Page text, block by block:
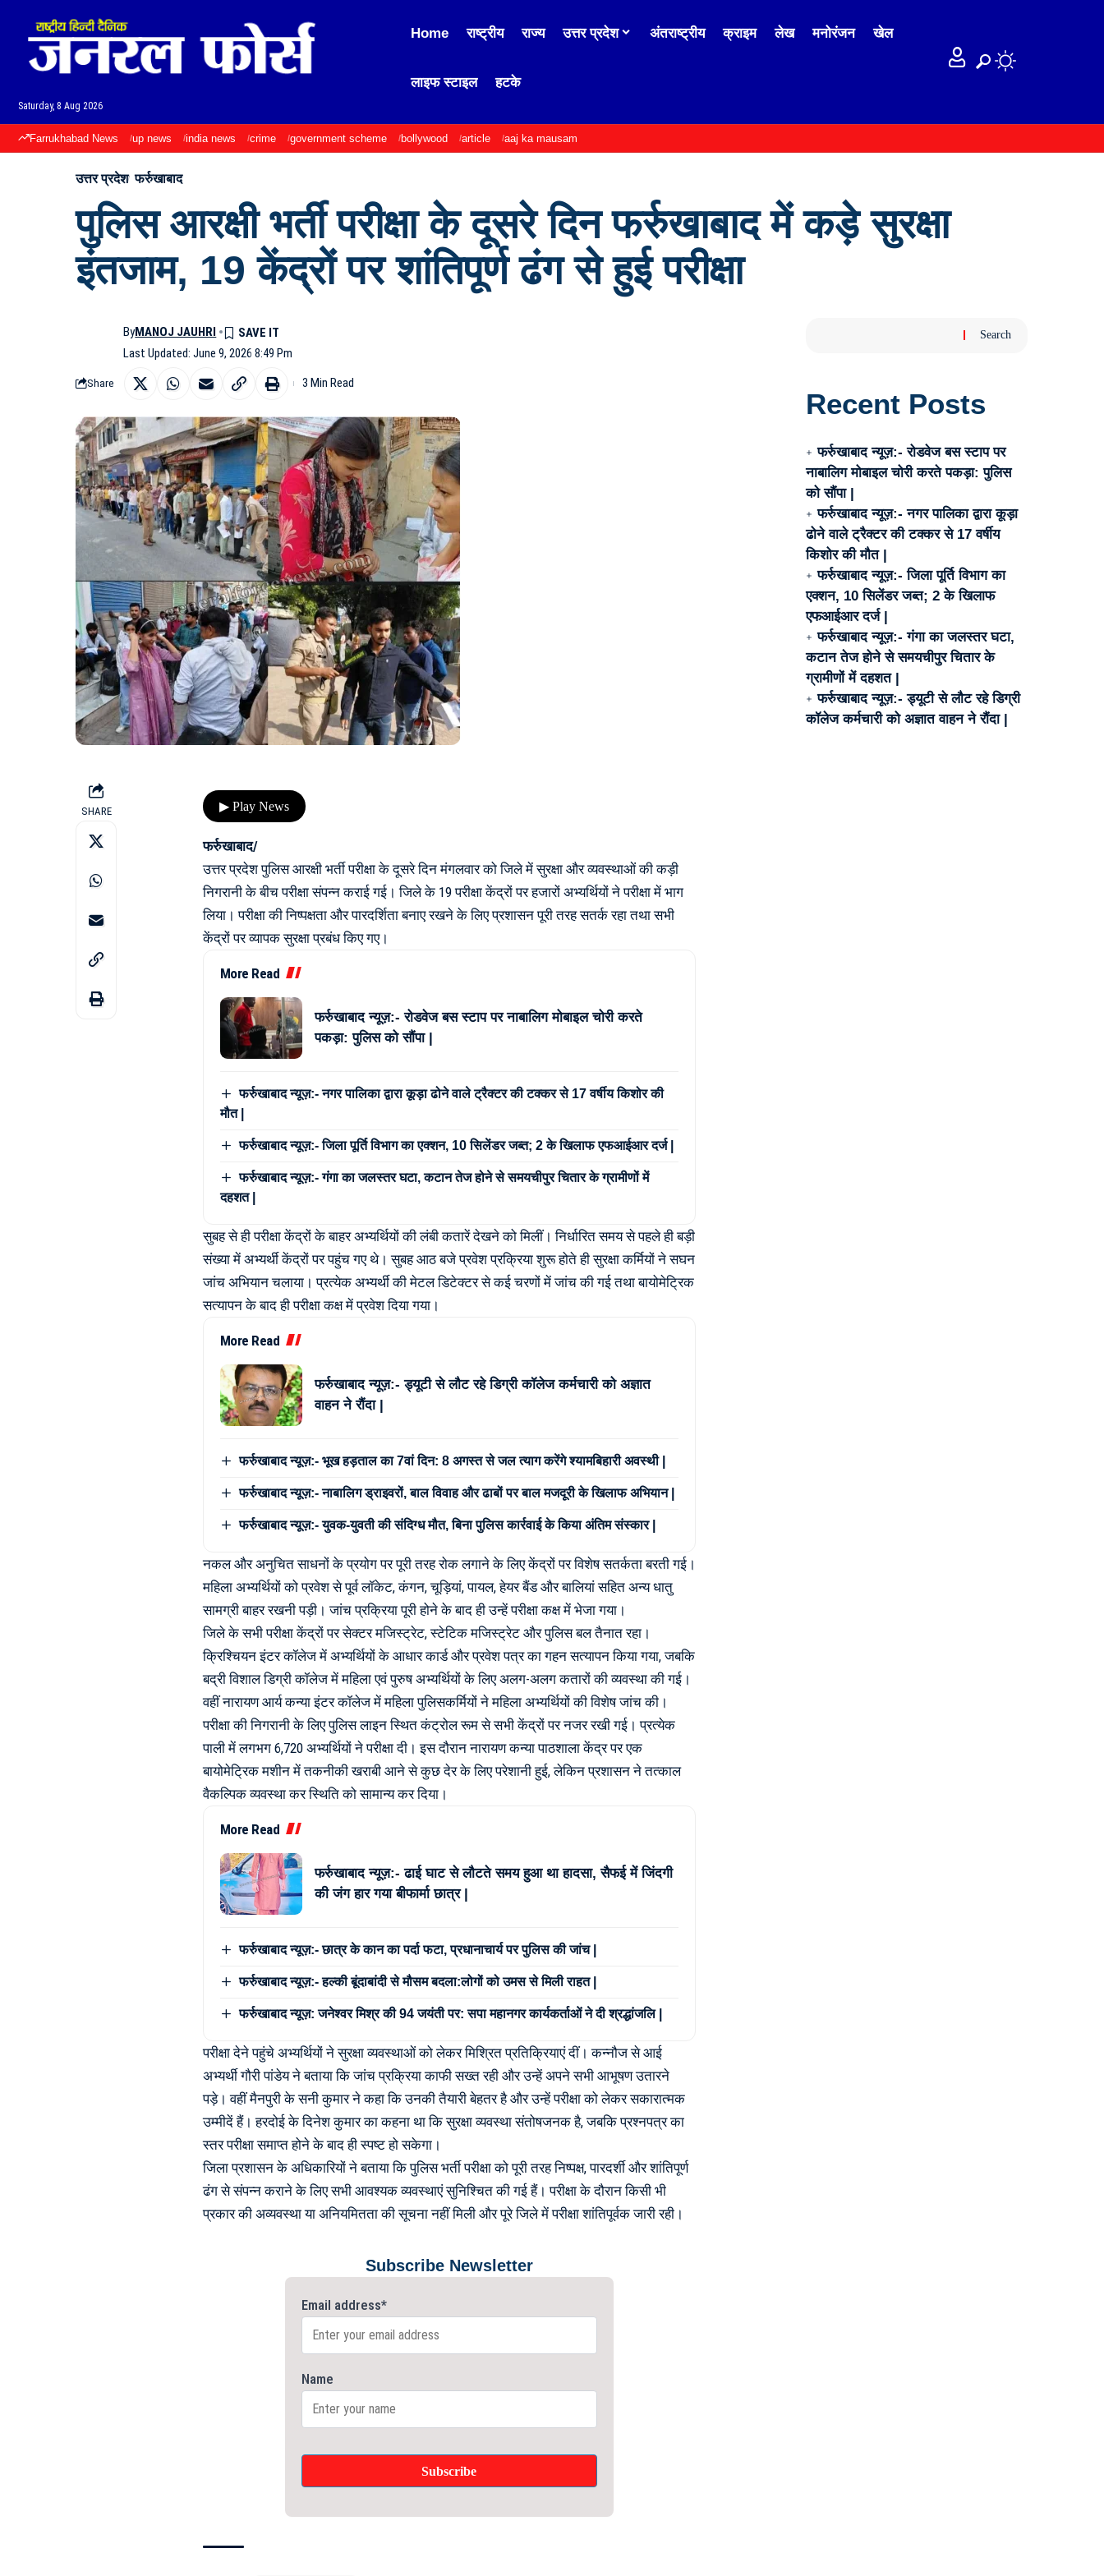
Saturday, 8 Aug 2026
Home राष्ट्रीय राज्य उत्तर प्रदेश अंतराष्ट्रीय क्राइम लेख मनोरंजन खेल
लाइफ स्टाइल हटके
Farrukhabad News up news india news crime government scheme bollywood article aaj ka mausam
उत्तर प्रदेश फर्रुखाबाद
पुलिस आरक्षी भर्ती परीक्षा के दूसरे दिन फर्रुखाबाद में कड़े सुरक्षा
इंतजाम, 19 केंद्रों पर शांतिपूर्ण ढंग से हुई परीक्षा
Last Updated: June 9, 2026 8:49 Pm
ByMANOJ JAUHRI
Share 3 Min Read
SHARE ▶ Play News
फर्रुखाबाद/
उत्तर प्रदेश पुलिस आरक्षी भर्ती परीक्षा के दूसरे दिन मंगलवार को जिले में सुरक्षा और व्यवस्थाओं की कड़ी
निगरानी के बीच परीक्षा संपन्न कराई गई। जिले के 19 परीक्षा केंद्रों पर हजारों अभ्यर्थियों ने परीक्षा में भाग
लिया। परीक्षा की निष्पक्षता और पारदर्शिता बनाए रखने के लिए प्रशासन पूरी तरह सतर्क रहा तथा सभी
केंद्रों पर व्यापक सुरक्षा प्रबंध किए गए।
More Read
फर्रुखाबाद न्यूज़:- रोडवेज बस स्टाप पर नाबालिग मोबाइल चोरी करते
पकड़ा: पुलिस को सौंपा |
फर्रुखाबाद न्यूज़:- नगर पालिका द्वारा कूड़ा ढोने वाले ट्रैक्टर की टक्कर से 17 वर्षीय किशोर की
मौत |
फर्रुखाबाद न्यूज़:- जिला पूर्ति विभाग का एक्शन, 10 सिलेंडर जब्त; 2 के खिलाफ एफआईआर दर्ज |
फर्रुखाबाद न्यूज़:- गंगा का जलस्तर घटा, कटान तेज होने से समयचीपुर चितार के ग्रामीणों में
दहशत |
सुबह से ही परीक्षा केंद्रों के बाहर अभ्यर्थियों की लंबी कतारें देखने को मिलीं। निर्धारित समय से पहले ही बड़ी
संख्या में अभ्यर्थी केंद्रों पर पहुंच गए थे। सुबह आठ बजे प्रवेश प्रक्रिया शुरू होते ही सुरक्षा कर्मियों ने सघन
जांच अभियान चलाया। प्रत्येक अभ्यर्थी की मेटल डिटेक्टर से कई चरणों में जांच की गई तथा बायोमेट्रिक
सत्यापन के बाद ही परीक्षा कक्ष में प्रवेश दिया गया।
More Read
फर्रुखाबाद न्यूज़:- ड्यूटी से लौट रहे डिग्री कॉलेज कर्मचारी को अज्ञात
वाहन ने रौंदा |
फर्रुखाबाद न्यूज़:- भूख हड़ताल का 7वां दिन: 8 अगस्त से जल त्याग करेंगे श्यामबिहारी अवस्थी |
फर्रुखाबाद न्यूज़:- नाबालिग ड्राइवरों, बाल विवाह और ढाबों पर बाल मजदूरी के खिलाफ अभियान |
फर्रुखाबाद न्यूज़:- युवक-युवती की संदिग्ध मौत, बिना पुलिस कार्रवाई के किया अंतिम संस्कार |
नकल और अनुचित साधनों के प्रयोग पर पूरी तरह रोक लगाने के लिए केंद्रों पर विशेष सतर्कता बरती गई।
महिला अभ्यर्थियों को प्रवेश से पूर्व लॉकेट, कंगन, चूड़ियां, पायल, हेयर बैंड और बालियां सहित अन्य धातु
सामग्री बाहर रखनी पड़ी। जांच प्रक्रिया पूरी होने के बाद ही उन्हें परीक्षा कक्ष में भेजा गया।
जिले के सभी परीक्षा केंद्रों पर सेक्टर मजिस्ट्रेट, स्टेटिक मजिस्ट्रेट और पुलिस बल तैनात रहा।
क्रिश्चियन इंटर कॉलेज में अभ्यर्थियों के आधार कार्ड और प्रवेश पत्र का गहन सत्यापन किया गया, जबकि
बद्री विशाल डिग्री कॉलेज में महिला एवं पुरुष अभ्यर्थियों के लिए अलग-अलग कतारों की व्यवस्था की गई।
वहीं नारायण आर्य कन्या इंटर कॉलेज में महिला पुलिसकर्मियों ने महिला अभ्यर्थियों की विशेष जांच की।
परीक्षा की निगरानी के लिए पुलिस लाइन स्थित कंट्रोल रूम से सभी केंद्रों पर नजर रखी गई। प्रत्येक
पाली में लगभग 6,720 अभ्यर्थियों ने परीक्षा दी। इस दौरान नारायण कन्या पाठशाला केंद्र पर एक
बायोमेट्रिक मशीन में तकनीकी खराबी आने से कुछ देर के लिए परेशानी हुई, लेकिन प्रशासन ने तत्काल
वैकल्पिक व्यवस्था कर स्थिति को सामान्य कर दिया।
More Read
फर्रुखाबाद न्यूज़:- ढाई घाट से लौटते समय हुआ था हादसा, सैफई में जिंदगी
की जंग हार गया बीफार्मा छात्र |
फर्रुखाबाद न्यूज़:- छात्र के कान का पर्दा फटा, प्रधानाचार्य पर पुलिस की जांच |
फर्रुखाबाद न्यूज़:- हल्की बूंदाबांदी से मौसम बदला:लोगों को उमस से मिली राहत |
फर्रुखाबाद न्यूज़: जनेश्वर मिश्र की 94 जयंती पर: सपा महानगर कार्यकर्ताओं ने दी श्रद्धांजलि |
परीक्षा देने पहुंचे अभ्यर्थियों ने सुरक्षा व्यवस्थाओं को लेकर मिश्रित प्रतिक्रियाएं दीं। कन्नौज से आई
अभ्यर्थी गौरी पांडेय ने बताया कि जांच प्रक्रिया काफी सख्त रही और उन्हें अपने सभी आभूषण उतारने
पड़े। वहीं मैनपुरी के सनी कुमार ने कहा कि उनकी तैयारी बेहतर है और उन्हें परीक्षा को लेकर सकारात्मक
उम्मीदें हैं। हरदोई के दिनेश कुमार का कहना था कि सुरक्षा व्यवस्था संतोषजनक है, जबकि प्रश्नपत्र का
स्तर परीक्षा समाप्त होने के बाद ही स्पष्ट हो सकेगा।
जिला प्रशासन के अधिकारियों ने बताया कि पुलिस भर्ती परीक्षा को पूरी तरह निष्पक्ष, पारदर्शी और शांतिपूर्ण
ढंग से संपन्न कराने के लिए सभी आवश्यक व्यवस्थाएं सुनिश्चित की गई हैं। परीक्षा के दौरान किसी भी
प्रकार की अव्यवस्था या अनियमितता की सूचना नहीं मिली और पूरे जिले में परीक्षा शांतिपूर्वक जारी रही।
Subscribe Newsletter
Email address*
Name
Search
Recent Posts
फर्रुखाबाद न्यूज़:- रोडवेज बस स्टाप पर
नाबालिग मोबाइल चोरी करते पकड़ा: पुलिस
को सौंपा |
फर्रुखाबाद न्यूज़:- नगर पालिका द्वारा कूड़ा
ढोने वाले ट्रैक्टर की टक्कर से 17 वर्षीय
किशोर की मौत |
फर्रुखाबाद न्यूज़:- जिला पूर्ति विभाग का
एक्शन, 10 सिलेंडर जब्त; 2 के खिलाफ
एफआईआर दर्ज |
फर्रुखाबाद न्यूज़:- गंगा का जलस्तर घटा,
कटान तेज होने से समयचीपुर चितार के
ग्रामीणों में दहशत |
फर्रुखाबाद न्यूज़:- ड्यूटी से लौट रहे डिग्री
कॉलेज कर्मचारी को अज्ञात वाहन ने रौंदा |